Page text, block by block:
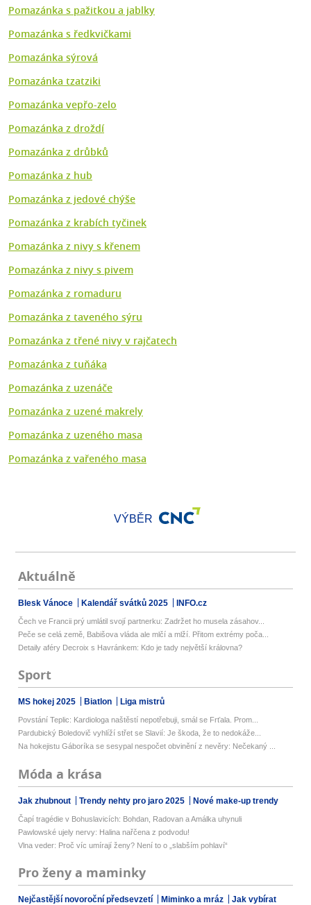
Pomazánka s pažitkou a jablky
Pomazánka s ředkvičkami
Pomazánka sýrová
Pomazánka tzatziki
Pomazánka vepřo-zelo
Pomazánka z droždí
Pomazánka z drůbků
Pomazánka z hub
Pomazánka z jedové chýše
Pomazánka z krabích tyčinek
Pomazánka z nivy s křenem
Pomazánka z nivy s pivem
Pomazánka z romaduru
Pomazánka z taveného sýru
Pomazánka z třené nivy v rajčatech
Pomazánka z tuňáka
Pomazánka z uzenáče
Pomazánka z uzené makrely
Pomazánka z uzeného masa
Pomazánka z vařeného masa
VÝBĚR
Aktuálně
Blesk Vánoce Kalendář svátků 2025 INFO.cz
Čech ve Francii prý umlátil svojí partnerku: Zadržet ho musela zásahov...
Peče se celá země, Babišova vláda ale mlčí a mlží. Přitom extrémy poča...
Detaily aféry Decroix s Havránkem: Kdo je tady největší královna?
Sport
MS hokej 2025 Biatlon Liga mistrů
Povstání Teplic: Kardiologa naštěstí nepotřebuji, smál se Frťala. Prom...
Pardubický Boledovič vyhlíží střet se Slavií: Je škoda, že to nedokáže...
Na hokejistu Gáboríka se sesypal nespočet obvinění z nevěry: Nečekaný ...
Móda a krása
Jak zhubnout Trendy nehty pro jaro 2025 Nové make-up trendy
Čapí tragédie v Bohuslavicích: Bohdan, Radovan a Amálka uhynuli
Pawlowské ujely nervy: Halina nařčena z podvodu!
Vlna veder: Proč víc umírají ženy? Není to o „slabším pohlaví“
Pro ženy a maminky
Nejčastější novoroční předsevzetí Miminko a mráz
Jak vybírat